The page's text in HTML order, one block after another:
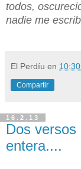
todos,
nadie me
El Perdíu en
Compartir
16.2.13
Dos
entera....